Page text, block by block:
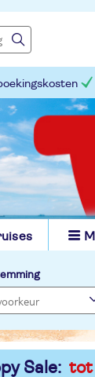
Sale: tot